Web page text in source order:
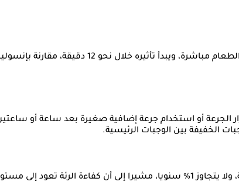
الجرعة أو استخدام جرعة إضافية صغيرة بعد ساعة أو
الخفيفة بين الوجبات الرئيسية.
وأوضح أستاذ السكري والغدد الصماء بجامعة هارفارد أن تأثيره على وظائف الرئة محدود للغاية، ولا